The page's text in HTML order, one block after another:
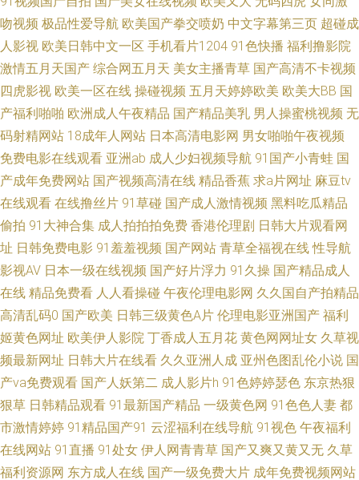
站 91大师 91n免费 丝袜熟女伪娘 欧美专区第一页 91白浆 成人五区 国产92
色妞干网免费视频网站 青青草原在线伊人 91爱爱官方网 91国产福利在线视
频 91福利社区 91av丝袜喷水 亚洲av先锋资源 日韩无码中文福利 日韩2p 五
月六月婷婷福利 91狼友在线播放 福利二区视频 91妻人人爽人人看片 四虎肏
屄网 91伊人 爱福利91微拍 国产精品自拍中文 黄色仓库成人 国产精品成 日
欧美成人超踫AⅤ 久久人久久 久久的插口免费的视频 午夜成人网站在线观看
伊人久大av 夜色邦福利网 一级大片久 夜夜精品一区二区无码 五月婷婷女同
日韩一区无码 日韩伦理片 五月丁香一区二区 影音先锋AV全部资源 香蕉AV热
亚洲色图五月天 五月花激情 日日日干夜夜夜爽 人妖肛交 欧美日韩成人麻豆
吻视频 极品性爱导航 欧美国产拳交喷奶 中文字幕第三页 超碰成
人影视 欧美日韩中文一区 手机看片1204 91色快播 福利撸影院
激情五月天国产 综合网五月天 美女主播青草 国产高清不卡视频
四虎影视 欧美一区在线 操碰视频 五月天婷婷欧美 欧美大BB 国
产福利啪啪 欧洲成人午夜精品 国产精品美乳 男人操蜜桃视频 无
码射精网站 18成年人网站 日本高清电影网 男女啪啪午夜视频
免费电影在线观看 亚洲ab 成人少妇视频导航 91国产小青蛙 国
产成年免费网站 国产视频高清在线 精品香蕉 求a片网址 麻豆tv
在线观看 在线撸丝片 91草碰 国产成人激情视频 黑料吃瓜精品
偷拍 91大神合集 成人拍拍拍免费 香港伦理剧 日韩大片观看网
址 日韩免费电影 91羞羞视频 国产网站 青草全福视在线 性导航
影视AV 日本一级在线视频 国产好片浮力 91久操 国产精品成人
在线 精品免费看 人人看操碰 午夜伦理电影网 久久国自产拍精品
高清乱码0 国产欧美 日韩三级黄色A片 伦理电影亚洲国产 福利
姬黄色网址 欧美伊人影院 丁香成人五月花 黄色网网址女 久草视
频最新网址 日韩大片在线看 久久亚洲人成 亚州色图乱伦小说 国
产va免费观看 国产人妖第二 成人影片h 91色婷婷瑟色 东京热狠
狠草 日韩精品观看 91最新国产精品 一级黄色网 91色色人妻 都
市激情婷婷 91精品国产91 云涩福利在线导航 91视色 午夜福利
在线网站 91直播 91处女 伊人网青青草 国产又爽又黄又无 久草
福利资源网 东方成人在线 国产一级免费大片 成年免费视频网站